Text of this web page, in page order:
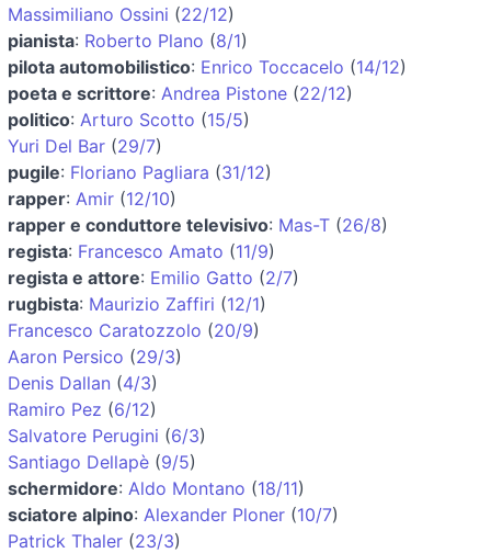
Massimiliano Ossini (22/12)
pianista: Roberto Plano (8/1)
pilota automobilistico: Enrico Toccacelo (14/12)
poeta e scrittore: Andrea Pistone (22/12)
politico: Arturo Scotto (15/5)
Yuri Del Bar (29/7)
pugile: Floriano Pagliara (31/12)
rapper: Amir (12/10)
rapper e conduttore televisivo: Mas-T (26/8)
regista: Francesco Amato (11/9)
regista e attore: Emilio Gatto (2/7)
rugbista: Maurizio Zaffiri (12/1)
Francesco Caratozzolo (20/9)
Aaron Persico (29/3)
Denis Dallan (4/3)
Ramiro Pez (6/12)
Salvatore Perugini (6/3)
Santiago Dellapè (9/5)
schermidore: Aldo Montano (18/11)
sciatore alpino: Alexander Ploner (10/7)
Patrick Thaler (23/3)